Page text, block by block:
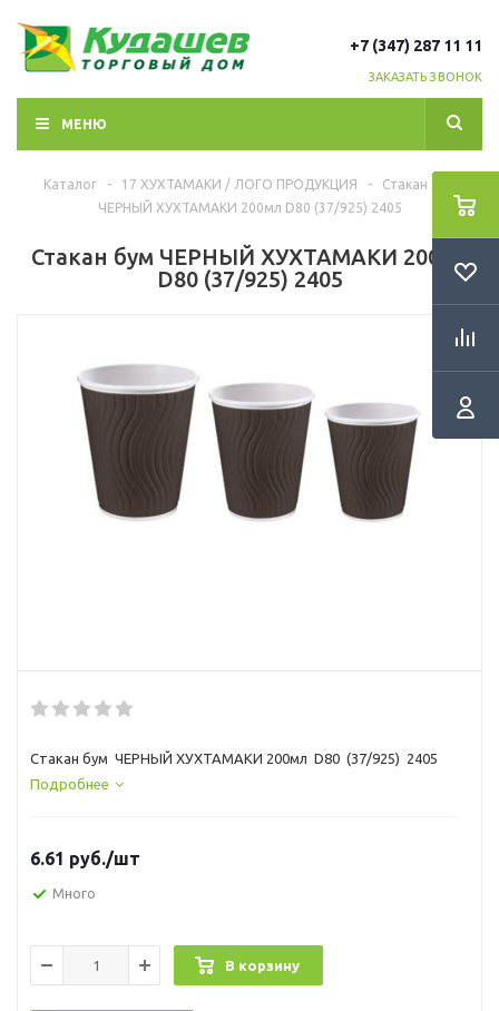
+7 (347) 287 11 11
ЗАКАЗАТЬ ЗВОНОК
МЕНЮ
Каталог - 17 ХУХТАМАКИ / ЛОГО ПРОДУКЦИЯ -
Стакан бум
ЧЕРНЫЙ ХУХТАМАКИ 200мл D80 (37/925) 2405
Стакан бум ЧЕРНЫЙ ХУХТАМАКИ 200мл
D80 (37/925) 2405
Стакан бум ЧЕРНЫЙ ХУХТАМАКИ 200мл D80 (37/925) 2405
Подробнее
6.61 руб./шт
Много
В корзину